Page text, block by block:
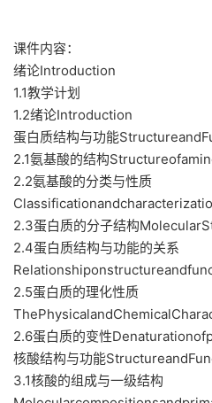
课件内容：
绪论Introduction
1.1教学计划
1.2绪论Introduction
蛋白质结构与功能
2.1氨基酸的结构
2.2氨基酸的分类与性质
2.3蛋白质的分子结构
2.4蛋白质结构与功能的关系
2.5蛋白质的理化性质
2.6蛋白质的变性
核酸结构与功能
3.1核酸的组成与一级结构